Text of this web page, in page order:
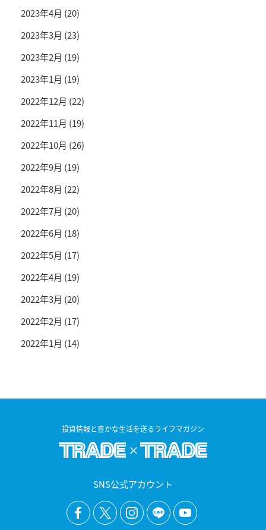
2023年4月 (20)
2023年3月 (23)
2023年2月 (19)
2023年1月 (19)
2022年12月 (22)
2022年11月 (19)
2022年10月 (26)
2022年9月 (19)
2022年8月 (22)
2022年7月 (20)
2022年6月 (18)
2022年5月 (17)
2022年4月 (19)
2022年3月 (20)
2022年2月 (17)
2022年1月 (14)
投資情報と豊かな生活を送るライフマガジン
SNS公式アカウント